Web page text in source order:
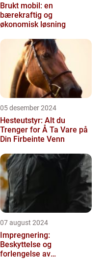
Brukt mobil: en
bærekraftig og
økonomisk løsning
05 desember 2024
Hesteutstyr: Alt du
Trenger for Å Ta Vare på
Din Firbeinte Venn
07 august 2024
Impregnering:
Beskyttelse og
forlengelse av